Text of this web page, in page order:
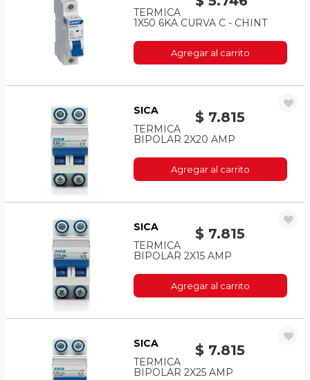
TERMICA
1X50 6KA CURVA C - CHINT
Agregar al carrito
$ 7.815
SICA
TERMICA
BIPOLAR 2X20 AMP
Agregar al carrito
$ 7.815
SICA
TERMICA
BIPOLAR 2X15 AMP
Agregar al carrito
$ 7.815
SICA
TERMICA
BIPOLAR 2X25 AMP